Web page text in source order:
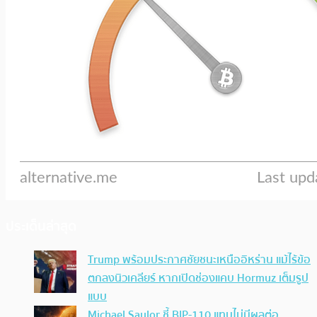
Trump พร้อมประกาศชัยชนะเหนืออิหร่าน แม้ไร้ข้อ
ตกลงนิวเคลียร์ หากเปิดช่องแคบ Hormuz เต็มรูป
แบบ